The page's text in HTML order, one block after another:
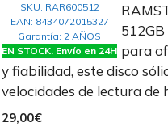
SKU: RAR600512
EAN: 8434072015327
Garantía: 2 AÑOS
EN STOCK. Envío en 24H para
y fiabilidad, este disco
velocidades de lectura de
29,00€